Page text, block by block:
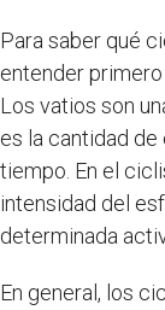
Para saber qué
entender
Los vatios son
es la cantidad
tiempo. En el
intensidad del
determinada
En general, los